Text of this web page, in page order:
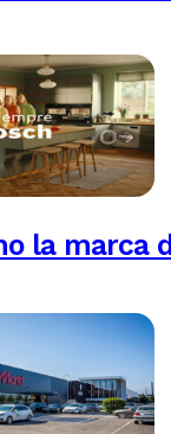
la marca